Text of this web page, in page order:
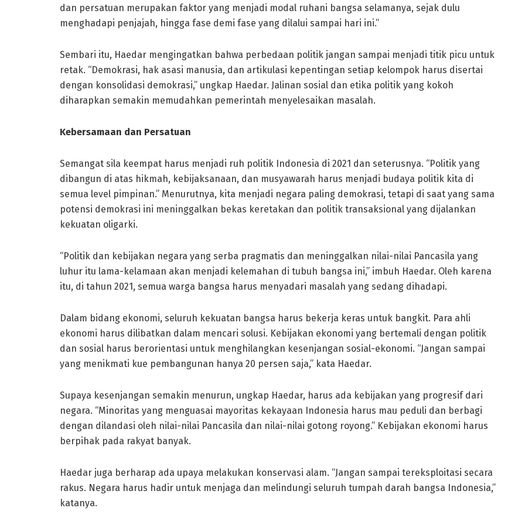
dan persatuan merupakan faktor yang menjadi modal ruhani bangsa selamanya, sejak dulu
menghadapi penjajah, hingga fase demi fase yang dilalui sampai hari ini.”
Sembari itu, Haedar mengingatkan bahwa perbedaan politik jangan sampai menjadi titik picu untuk
retak. “Demokrasi, hak asasi manusia, dan artikulasi kepentingan setiap kelompok harus disertai
dengan konsolidasi demokrasi,” ungkap Haedar. Jalinan sosial dan etika politik yang kokoh
diharapkan semakin memudahkan pemerintah menyelesaikan masalah.
Kebersamaan dan Persatuan
Semangat sila keempat harus menjadi ruh politik Indonesia di 2021 dan seterusnya. “Politik yang
dibangun di atas hikmah, kebijaksanaan, dan musyawarah harus menjadi budaya politik kita di
semua level pimpinan.” Menurutnya, kita menjadi negara paling demokrasi, tetapi di saat yang sama
potensi demokrasi ini meninggalkan bekas keretakan dan politik transaksional yang dijalankan
kekuatan oligarki.
“Politik dan kebijakan negara yang serba pragmatis dan meninggalkan nilai-nilai Pancasila yang
luhur itu lama-kelamaan akan menjadi kelemahan di tubuh bangsa ini,” imbuh Haedar. Oleh karena
itu, di tahun 2021, semua warga bangsa harus menyadari masalah yang sedang dihadapi.
Dalam bidang ekonomi, seluruh kekuatan bangsa harus bekerja keras untuk bangkit. Para ahli
ekonomi harus dilibatkan dalam mencari solusi. Kebijakan ekonomi yang bertemali dengan politik
dan sosial harus berorientasi untuk menghilangkan kesenjangan sosial-ekonomi. “Jangan sampai
yang menikmati kue pembangunan hanya 20 persen saja,” kata Haedar.
Supaya kesenjangan semakin menurun, ungkap Haedar, harus ada kebijakan yang progresif dari
negara. “Minoritas yang menguasai mayoritas kekayaan Indonesia harus mau peduli dan berbagi
dengan dilandasi oleh nilai-nilai Pancasila dan nilai-nilai gotong royong.” Kebijakan ekonomi harus
berpihak pada rakyat banyak.
Haedar juga berharap ada upaya melakukan konservasi alam. “Jangan sampai tereksploitasi secara
rakus. Negara harus hadir untuk menjaga dan melindungi seluruh tumpah darah bangsa Indonesia,”
katanya.